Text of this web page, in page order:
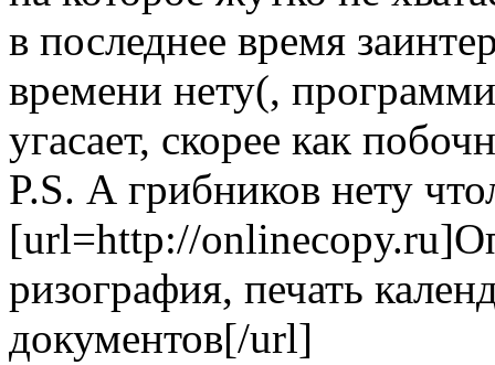
в последнее время
времени нету(,
угасает, скорее как
P.S. А грибников нету
[url=http://
ризография, печать
документов[/url]